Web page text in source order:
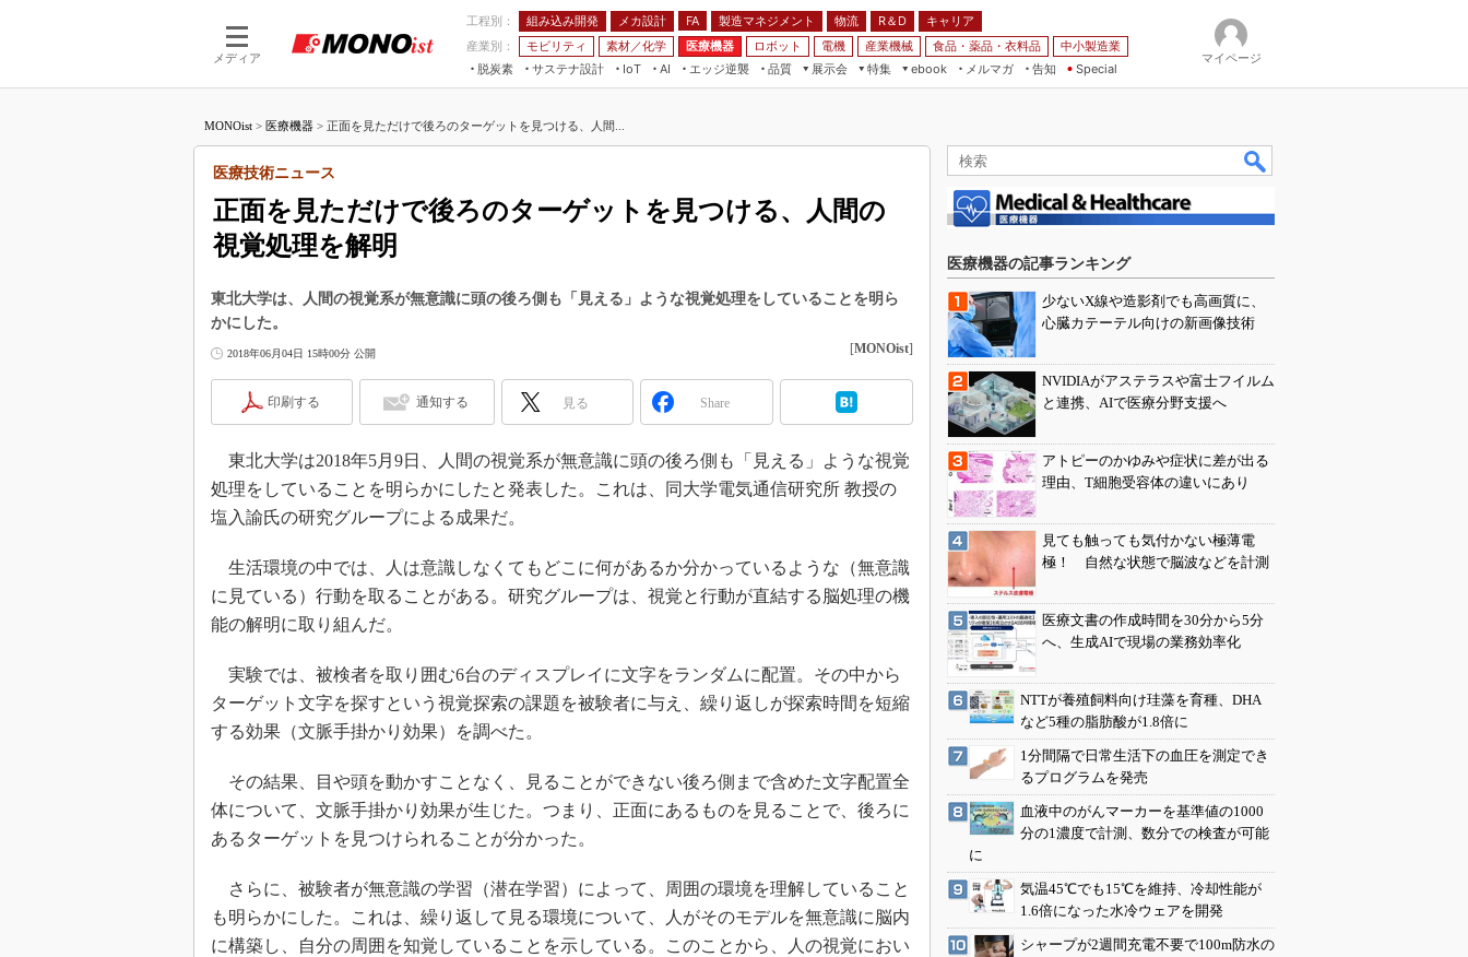
メディア
工程別： 組み込み開発 メカ設計 FA 製造マネジメント 物流 R＆D
キャリア
産業別：
モビリティ 素材／化学 医療機器 ロボット 電機 産業機械 食品・薬品・衣料品
中小製造業
脱炭素
サステナ設計
IoT
つながる工場
AI
AI×設備保全
エッジ逆襲 品質
展示会
JIMTOF
IIFES
TECHNO-FRONTIER
スマート工場EXPO
EdgeTech+
AUTOMOTIVE WORLD
特集
VR／AR
フィールドサービス
組み込み画像技術
車載ソフト開発
ISO26262
無償設計ツール
3Dプリンタ
S＆OP
インダストリー4.0
製造業ビッグデータ
メイドインジャパン
海外生産
ebook
FA
モビリティ
メルマガ
告知 Special
マイページ
MONOist > 医療機器 > 正面を見ただけで後ろのターゲットを見つける、人間...
正面を見ただけで後ろのターゲットを見つける、人間の
視覚処理を解明
医療技術ニュース
東北大学は、人間の視覚系が無意識に頭の後ろ側も「見える」ような視覚処理をしていることを明ら
かにした。
2018年06月04日 15時00分 公開 [MONOist]
印刷する 通知する 見る Share
東北大学は2018年5月9日、人間の視覚系が無意識に頭の後ろ側も「見える」ような視覚
処理をしていることを明らかにしたと発表した。これは、同大学電気通信研究所 教授の
塩入諭氏の研究グループによる成果だ。
生活環境の中では、人は意識しなくてもどこに何があるか分かっているような（無意識
に見ている）行動を取ることがある。研究グループは、視覚と行動が直結する脳処理の機
能の解明に取り組んだ。
実験では、被検者を取り囲む6台のディスプレイに文字をランダムに配置。その中から
ターゲット文字を探すという視覚探索の課題を被験者に与え、繰り返しが探索時間を短縮
する効果（文脈手掛かり効果）を調べた。
その結果、目や頭を動かすことなく、見ることができない後ろ側まで含めた文字配置全
体について、文脈手掛かり効果が生じた。つまり、正面にあるものを見ることで、後ろに
あるターゲットを見つけられることが分かった。
さらに、被験者が無意識の学習（潜在学習）によって、周囲の環境を理解していること
も明らかにした。これは、繰り返して見る環境について、人がそのモデルを無意識に脳内
に構築し、自分の周囲を知覚していることを示している。このことから、人の視覚におい
医療機器の記事ランキング
少ないX線や造影剤でも高画質に、
心臓カテーテル向けの新画像技術
NVIDIAがアステラスや富士フイルム
と連携、AIで医療分野支援へ
アトピーのかゆみや症状に差が出る
理由、T細胞受容体の違いにあり
見ても触っても気付かない極薄電
極！ 自然な状態で脳波などを計測
医療文書の作成時間を30分から5分
へ、生成AIで現場の業務効率化
NTTが養殖飼料向け珪藻を育種、DHA
など5種の脂肪酸が1.8倍に
1分間隔で日常生活下の血圧を測定でき
るプログラムを発売
血液中のがんマーカーを基準値の1000
分の1濃度で計測、数分での検査が可能
に
気温45℃でも15℃を維持、冷却性能が
1.6倍になった水冷ウェアを開発
シャープが2週間充電不要で100m防水の